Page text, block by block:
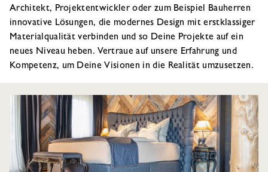
Architekt, Projektentwickler oder zum Beispiel Bauherren
innovative Lösungen, die modernes Design mit erstklassiger
Materialqualität verbinden und so Deine Projekte auf ein
neues Niveau heben. Vertraue auf unsere Erfahrung und
Kompetenz, um Deine Visionen in die Realität umzusetzen.